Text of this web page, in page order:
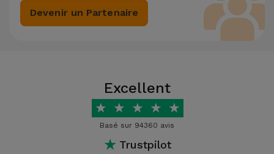
Devenir un Partenaire
Excellent
★ ★ ★ ★ ★
Basé sur 94360 avis
★ Trustpilot